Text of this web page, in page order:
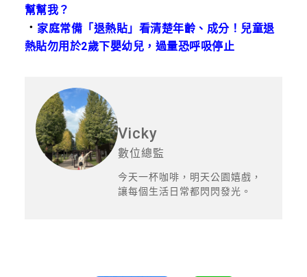
幫幫我？
． 家庭常備「退熱貼」看清楚年齡、成分！兒童退
熱貼勿用於2歲下嬰幼兒，過量恐呼吸停止
Vicky
數位總監
今天一杯咖啡，明天公園嬉戲，
讓每個生活日常都閃閃發光。